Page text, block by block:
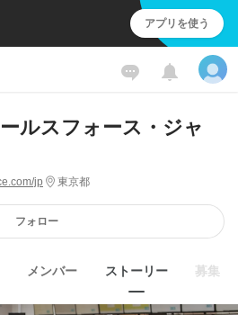
アプリを使う
ルスフォース・ジャ
jp 東京都
フォロー
メンバー ストーリー 募集